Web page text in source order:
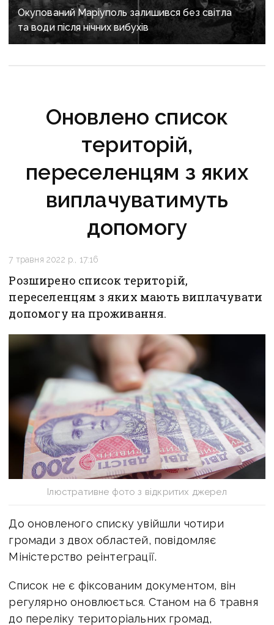
Окупований Маріуполь залишився без світла
та води після нічних вибухів
Оновлено список
територій,
переселенцям з яких
виплачуватимуть
допомогу
7 травня 2022 р., 17:16
Розширено список територій,
переселенцям з яких мають виплачувати
допомогу на проживання.
Ілюстративне фото з відкритих джерел
До оновленого списку увійшли чотири
громади з двох областей, повідомляє
Міністерство реінтеграції.
Список не є фіксованим документом, він
регулярно оновлюється. Станом на 6 травня
до переліку територіальних громад,